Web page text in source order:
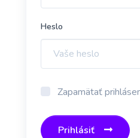
Heslo
Zapamätať
Prihlásiť